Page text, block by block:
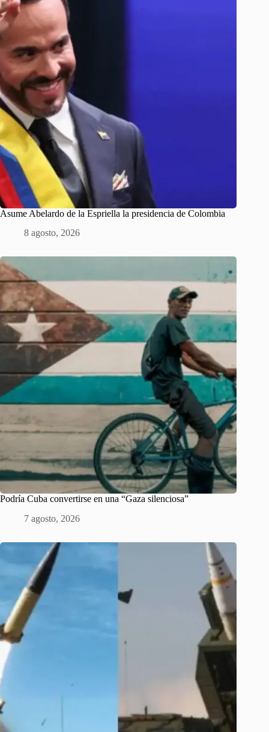
Asume Abelardo de la Espriella la presidencia de Colombia
8 agosto, 2026
Podría Cuba convertirse en una “Gaza silenciosa”
7 agosto, 2026